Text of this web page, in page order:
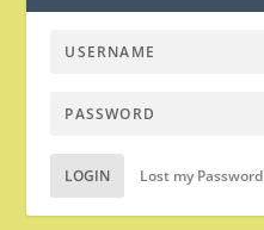
LOGIN Lost my Password